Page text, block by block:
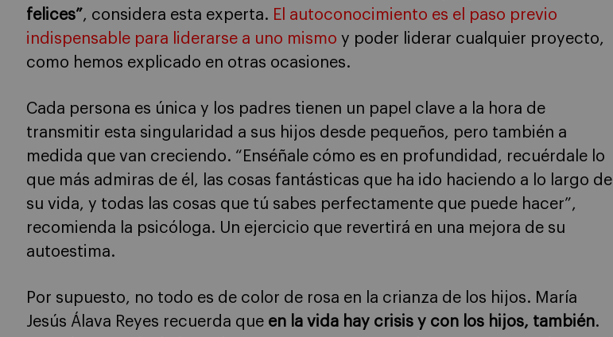
felices”, considera esta experta. El autoconocimiento es el paso previo
indispensable para liderarse a uno mismo y poder liderar cualquier proyecto,
como hemos explicado en otras ocasiones.
Cada persona es única y los padres tienen un papel clave a la hora de
transmitir esta singularidad a sus hijos desde pequeños, pero también a
medida que van creciendo. “Enséñale cómo es en profundidad, recuérdale lo
que más admiras de él, las cosas fantásticas que ha ido haciendo a lo largo de
su vida, y todas las cosas que tú sabes perfectamente que puede hacer”,
recomienda la psicóloga. Un ejercicio que revertirá en una mejora de su
autoestima.
Por supuesto, no todo es de color de rosa en la crianza de los hijos. María
Jesús Álava Reyes recuerda que en la vida hay crisis y con los hijos, también.